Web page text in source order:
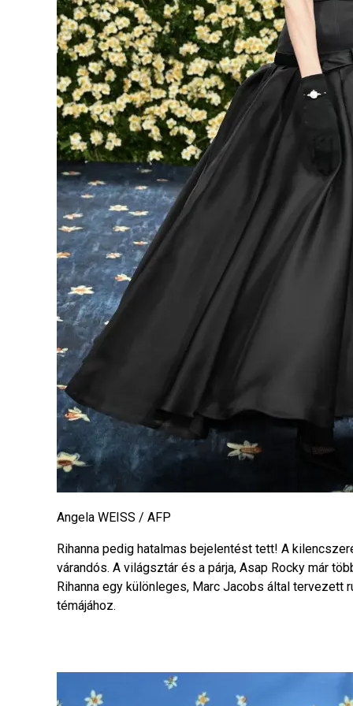
Angela WEISS / AFP
Rihanna pedig hatalmas bejelentést tett! A
várandós. A világsztár és a párja, Asap Rocky már
Rihanna egy különleges, Marc Jacobs által
témájához.